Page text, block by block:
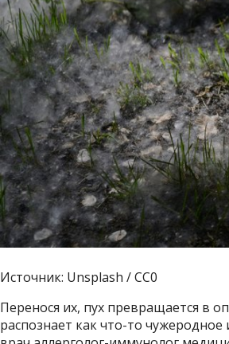
Источник: Unsplash / CC0
Перенося их, пух превращается в
распознает как что-то чужеродное